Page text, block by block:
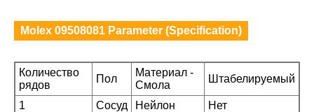
Molex 09508081 Parameter (Specification)
Количество
рядов
Пол
Материал -
Смола
Штабелируемый
1 Сосуд Нейлон Нет